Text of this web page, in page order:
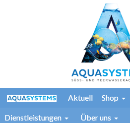
Aktuell Shop
Dienstleistungen Über uns